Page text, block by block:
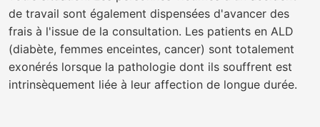
de travail sont également dispensées d'avancer des
frais à l'issue de la consultation. Les patients en ALD
(diabète, femmes enceintes, cancer) sont totalement
exonérés lorsque la pathologie dont ils souffrent est
intrinsèquement liée à leur affection de longue durée.